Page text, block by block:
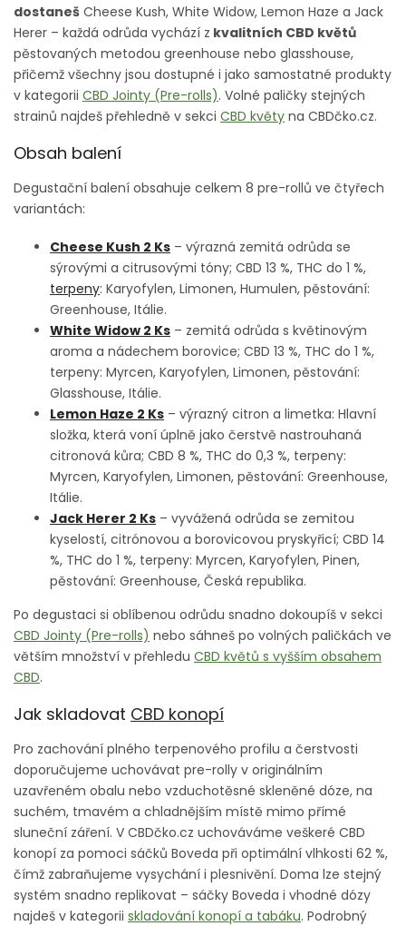
dostaneš Cheese Kush, White Widow, Lemon Haze a Jack
Herer – každá odrůda vychází z kvalitních CBD květů
pěstovaných metodou greenhouse nebo glasshouse,
přičemž všechny jsou dostupné i jako samostatné produkty
v kategorii CBD Jointy (Pre-rolls). Volné paličky stejných
strainů najdeš přehledně v sekci CBD květy na CBDčko.cz.
Obsah balení
Degustační balení obsahuje celkem 8 pre-rollů ve čtyřech
variantách:
Cheese Kush 2 Ks – výrazná zemitá odrůda se
sýrovými a citrusovými tóny; CBD 13 %, THC do 1 %,
terpeny: Karyofylen, Limonen, Humulen, pěstování:
Greenhouse, Itálie.
White Widow 2 Ks – zemitá odrůda s květinovým
aroma a nádechem borovice; CBD 13 %, THC do 1 %,
terpeny: Myrcen, Karyofylen, Limonen, pěstování:
Glasshouse, Itálie.
Lemon Haze 2 Ks – výrazný citron a limetka: Hlavní
složka, která voní úplně jako čerstvě nastrouhaná
citronová kůra; CBD 8 %, THC do 0,3 %, terpeny:
Myrcen, Karyofylen, Limonen, pěstování: Greenhouse,
Itálie.
Jack Herer 2 Ks – vyvážená odrůda se zemitou
kyselostí, citrónovou a borovicovou pryskyřicí; CBD 14
%, THC do 1 %, terpeny: Myrcen, Karyofylen, Pinen,
pěstování: Greenhouse, Česká republika.
Po degustaci si oblíbenou odrůdu snadno dokoupíš v sekci
CBD Jointy (Pre-rolls) nebo sáhneš po volných paličkách ve
větším množství v přehledu CBD květů s vyšším obsahem
CBD.
Jak skladovat CBD konopí
Pro zachování plného terpenového profilu a čerstvosti
doporučujeme uchovávat pre-rolly v originálním
uzavřeném obalu nebo vzduchotěsné skleněné dóze, na
suchém, tmavém a chladnějším místě mimo přímé
sluneční záření. V CBDčko.cz uchováváme veškeré CBD
konopí za pomoci sáčků Boveda při optimální vlhkosti 62 %,
čímž zabraňujeme vysychání i plesnivění. Doma lze stejný
systém snadno replikovat – sáčky Boveda i vhodné dózy
najdeš v kategorii skladování konopí a tabáku. Podrobný